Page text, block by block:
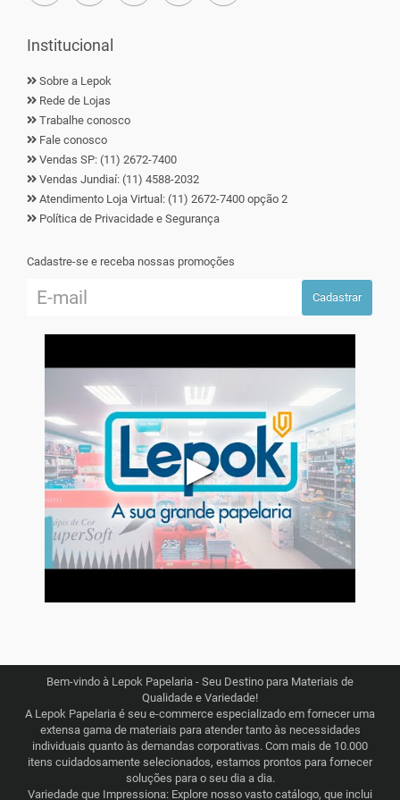
Institucional
Sobre a Lepok
Rede de Lojas
Trabalhe conosco
Fale conosco
Vendas SP: (11) 2672-7400
Vendas Jundiaí: (11) 4588-2032
Atendimento Loja Virtual: (11) 2672-7400 opção 2
Política de Privacidade e Segurança
Cadastre-se e receba nossas promoções
Cadastrar
▶
Bem-vindo à Lepok Papelaria - Seu Destino para Materiais de
Qualidade e Variedade!
A Lepok Papelaria é seu e-commerce especializado em fornecer uma
extensa gama de materiais para atender tanto às necessidades
individuais quanto às demandas corporativas. Com mais de 10.000
itens cuidadosamente selecionados, estamos prontos para fornecer
soluções para o seu dia a dia.
Variedade que Impressiona: Explore nosso vasto catálogo, que inclui